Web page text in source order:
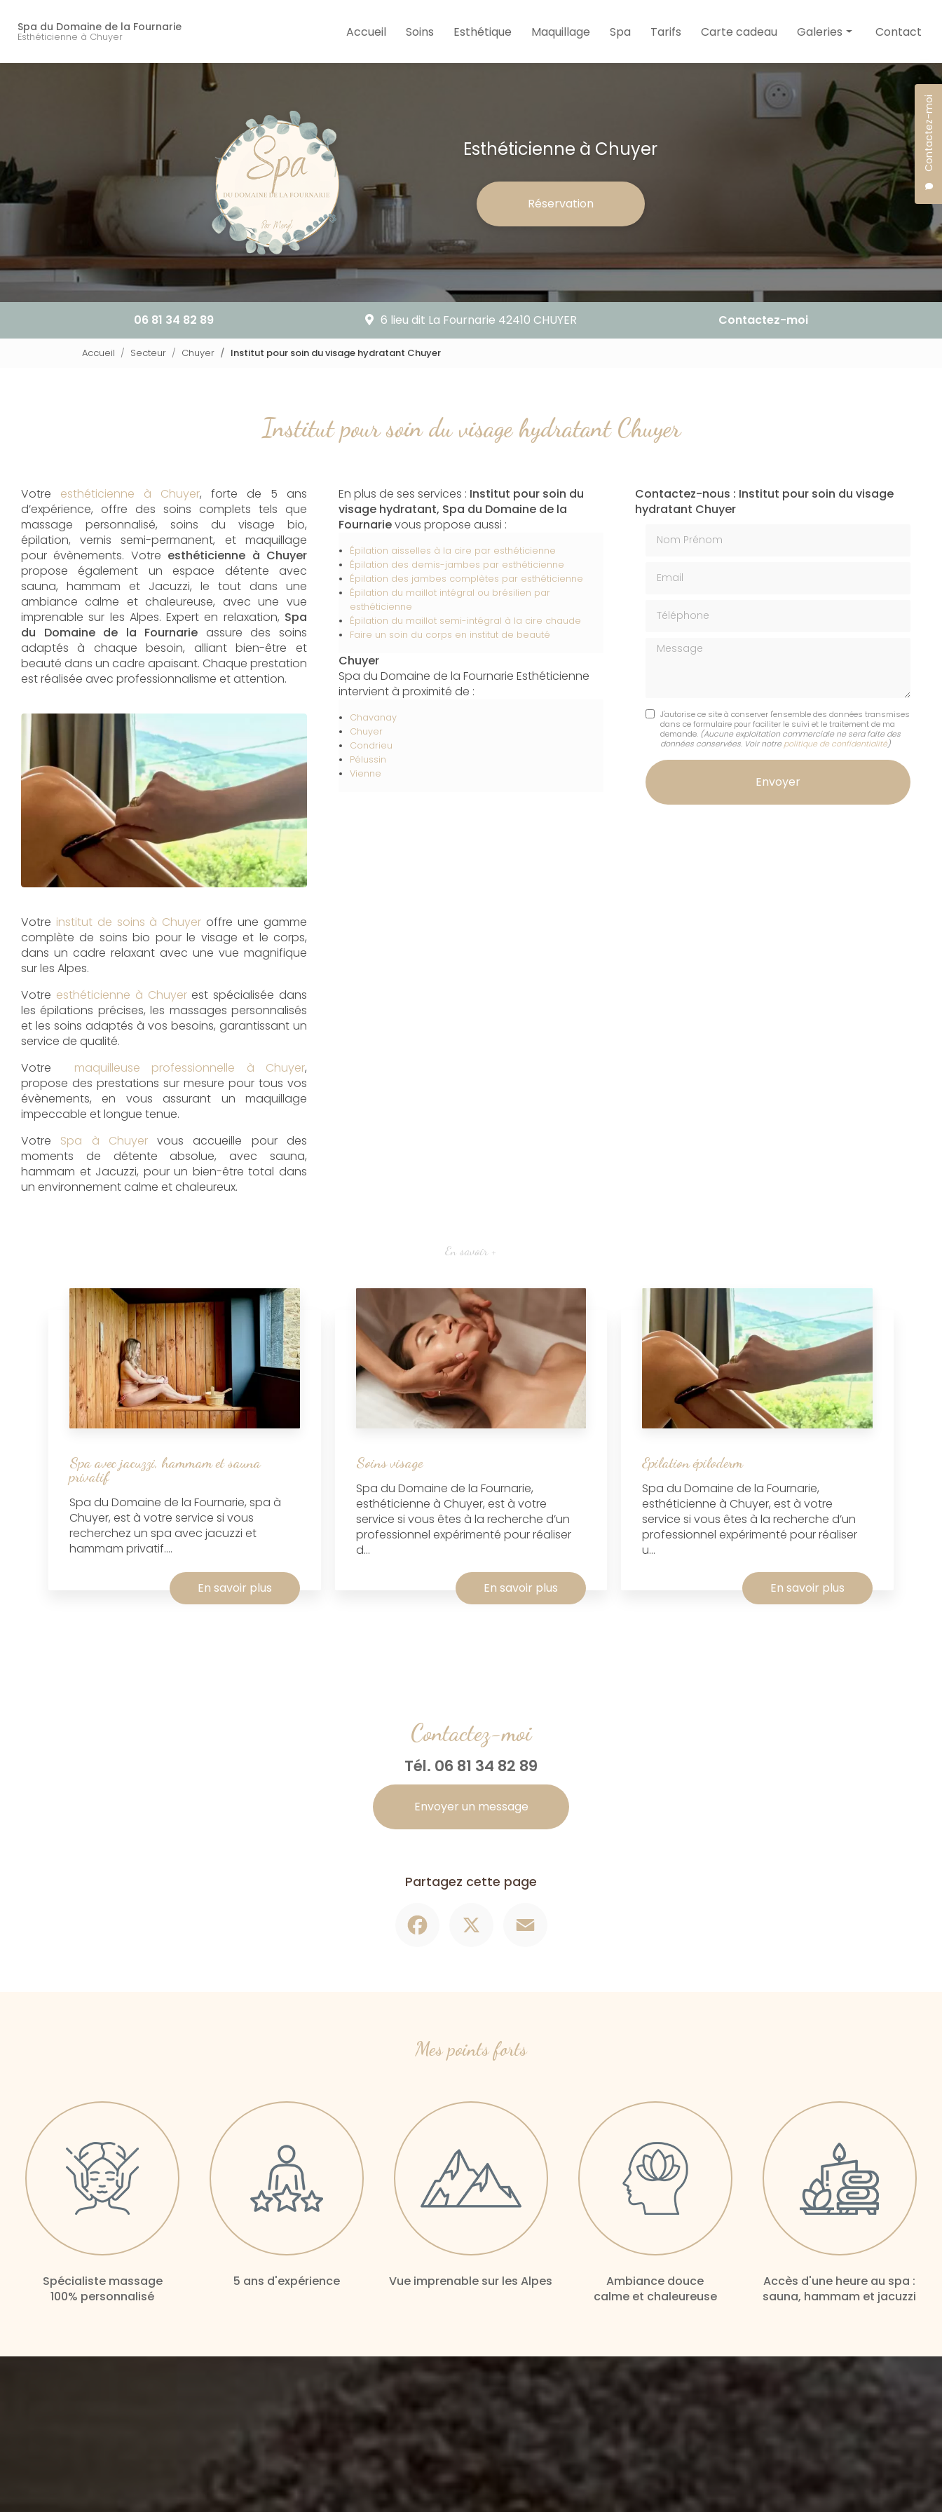
contenu
Spa du Domaine de la Fournarie
Esthéticienne à Chuyer
Contactez-moi
Accueil
Soins Esthétique Maquillage Spa Tarifs Carte cadeau Galeries
Soins
Esthétique
Contact
Esthéticienne à Chuyer
Réservation
06 81 34 82 89 6 lieu dit La Fournarie 42410 CHUYER Contactez-moi
Accueil Secteur Chuyer Institut pour soin du visage hydratant Chuyer
Institut pour soin du visage hydratant Chuyer
Votre esthéticienne à Chuyer, forte de 5 ans
d’expérience, offre des soins complets tels que
massage personnalisé, soins du visage bio,
épilation, vernis semi-permanent, et maquillage
pour évènements. Votre esthéticienne à Chuyer
propose également un espace détente avec
sauna, hammam et Jacuzzi, le tout dans une
ambiance calme et chaleureuse, avec une vue
imprenable sur les Alpes. Expert en relaxation, Spa
du Domaine de la Fournarie assure des soins
adaptés à chaque besoin, alliant bien-être et
beauté dans un cadre apaisant. Chaque prestation
est réalisée avec professionnalisme et attention.
Votre institut de soins à Chuyer offre une gamme
complète de soins bio pour le visage et le corps,
dans un cadre relaxant avec une vue magnifique
sur les Alpes.
Votre esthéticienne à Chuyerest spécialisée dans
les épilations précises, les massages personnalisés
et les soins adaptés à vos besoins, garantissant un
service de qualité.
Votre maquilleuse professionnelle à Chuyer,
propose des prestations sur mesure pour tous vos
évènements, en vous assurant un maquillage
impeccable et longue tenue.
Votre Spa à Chuyervous accueille pour des
moments de détente absolue, avec sauna,
hammam et Jacuzzi, pour un bien-être total dans
un environnement calme et chaleureux.
En plus de ses services : Institut pour soin du
visage hydratant, Spa du Domaine de la
Fournarievous propose aussi :
Épilation aisselles à la cire par esthéticienne
Épilation des demis-jambes par esthéticienne
Épilation des jambes complètes par esthéticienne
Épilation du maillot intégral ou brésilien par
esthéticienne
Épilation du maillot semi-intégral à la cire chaude
Faire un soin du corps en institut de beauté
Chuyer
Spa du Domaine de la Fournarie Esthéticienne
intervient à proximité de :
Chavanay
Chuyer
Condrieu
Pélussin
Vienne
Contactez-nous : Institut pour soin du visage
hydratant Chuyer
Message
J'autorise ce site à conserver l'ensemble des données transmises
dans ce formulaire pour faciliter le suivi et le traitement de ma
demande. (Aucune exploitation commerciale ne sera faite des
données conservées. Voir notre politique de confidentialité)
En savoir +
Spa avec jacuzzi, hammam et sauna
privatif
Spa du Domaine de la Fournarie, spa à
Chuyer, est à votre service si vous
recherchez un spa avec jacuzzi et
hammam privatif....
En savoir plus
Soins visage
Spa du Domaine de la Fournarie,
esthéticienne à Chuyer, est à votre
service si vous êtes à la recherche d’un
professionnel expérimenté pour réaliser
d...
En savoir plus
Epilation épiloderm
Spa du Domaine de la Fournarie,
esthéticienne à Chuyer, est à votre
service si vous êtes à la recherche d’un
professionnel expérimenté pour réaliser
u...
En savoir plus
Contactez-moi
Tél. 06 81 34 82 89
Envoyer un message
Partagez cette page
Mes points forts
Spécialiste massage
100% personnalisé
5 ans d'expérience Vue imprenable sur les Alpes
Ambiance douce
calme et chaleureuse
Accès d'une heure au spa :
sauna, hammam et jacuzzi